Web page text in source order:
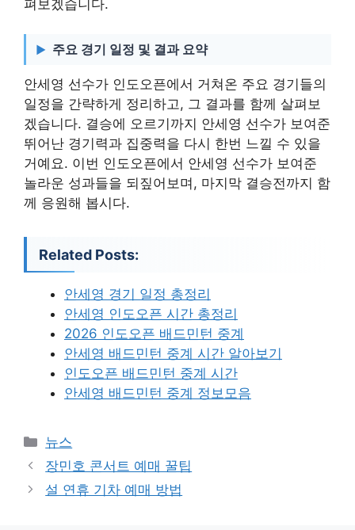
펴보겠습니다.
주요 경기 일정 및 결과 요약
안세영 선수가 인도오픈에서 거쳐온 주요 경기들의
일정을 간략하게 정리하고, 그 결과를 함께 살펴보
겠습니다. 결승에 오르기까지 안세영 선수가 보여준
뛰어난 경기력과 집중력을 다시 한번 느낄 수 있을
거예요. 이번 인도오픈에서 안세영 선수가 보여준
놀라운 성과들을 되짚어보며, 마지막 결승전까지 함
께 응원해 봅시다.
Related Posts:
안세영 경기 일정 총정리
안세영 인도오픈 시간 총정리
2026 인도오픈 배드민턴 중계
안세영 배드민턴 중계 시간 알아보기
인도오픈 배드민턴 중계 시간
안세영 배드민턴 중계 정보모음
카
테
리
뉴스
장민호 콘서트 예매 꿀팁
설 연휴 기차 예매 방법